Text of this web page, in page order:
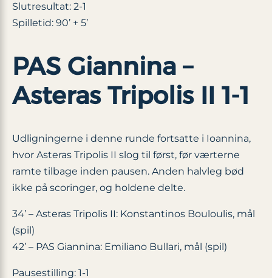
Slutresultat: 2-1
Spilletid: 90’ + 5’
PAS Giannina –
Asteras Tripolis II 1-1
Udligningerne i denne runde fortsatte i Ioannina,
hvor Asteras Tripolis II slog til først, før værterne
ramte tilbage inden pausen. Anden halvleg bød
ikke på scoringer, og holdene delte.
34’ – Asteras Tripolis II: Konstantinos Bouloulis, mål
(spil)
42’ – PAS Giannina: Emiliano Bullari, mål (spil)
Pausestilling: 1-1